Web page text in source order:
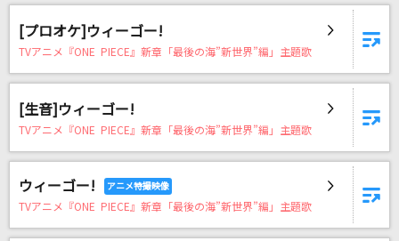
[生音]桜
コブクロ
恋人
鈴木雅之
菅田将暉
もっと見る
[プロオケ]ウィーゴー!
TVアニメ『ONE PIECE』新章「最後の海”新世界”編」主題歌
[生音]ウィーゴー!
TVアニメ『ONE PIECE』新章「最後の海”新世界”編」主題歌
ウィーゴー!
TVアニメ『ONE PIECE』新章「最後の海”新世界”編」主題歌